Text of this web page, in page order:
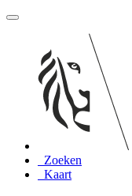
Zoeken
Kaart